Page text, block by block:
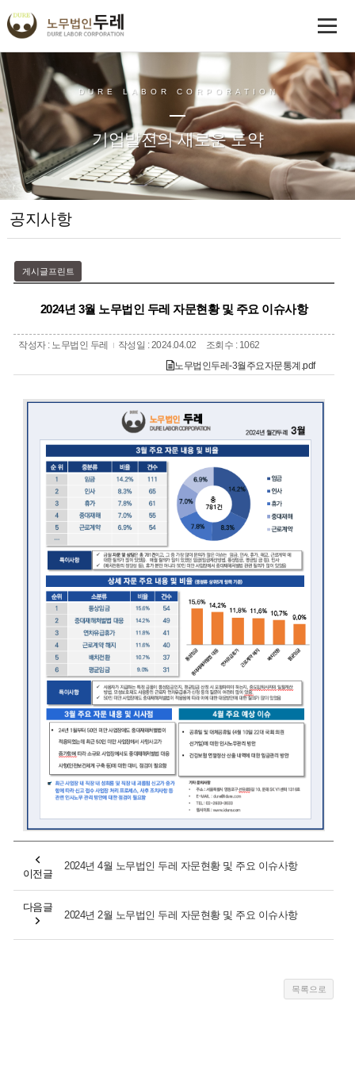
DURE LABOR CORPORATION
기업발전의 새로운 도약
공지사항
게시글프린트
2024년 3월 노무법인 두레 자문현황 및 주요 이슈사항
작성자 : 노무법인 두레 작성일 : 2024.04.02
조회수 : 1062
노무법인두레-3월주요자문통계.pdf
이전글
2024년 4월 노무법인 두레 자문현황 및 주요 이슈사항
다음글
2024년 2월 노무법인 두레 자문현황 및 주요 이슈사항